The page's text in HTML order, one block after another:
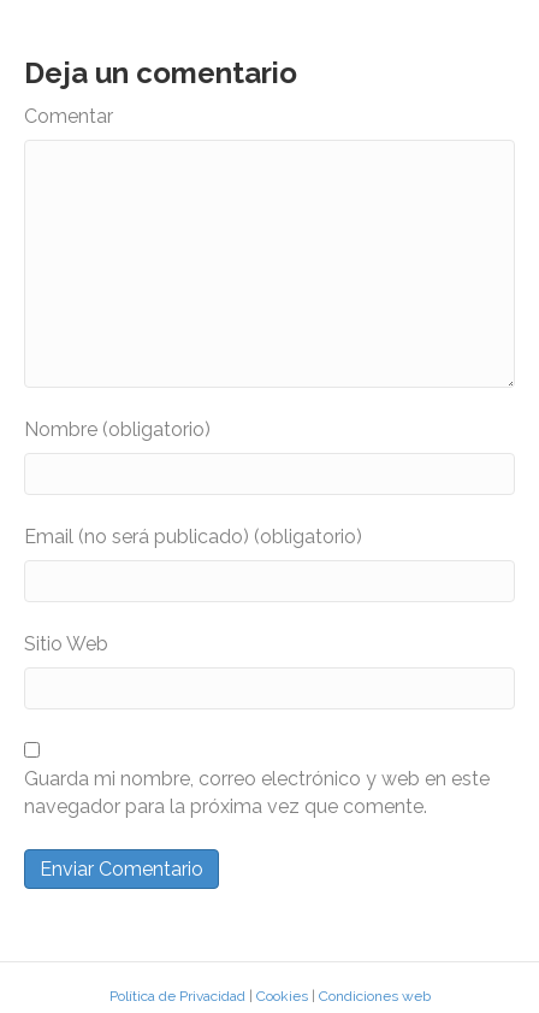
Deja un comentario
Comentar
Nombre (obligatorio)
Email (no será publicado) (obligatorio)
Sitio Web
Guarda mi nombre, correo electrónico y web en este
navegador para la próxima vez que comente.
Política de Privacidad| Cookies| Condiciones web